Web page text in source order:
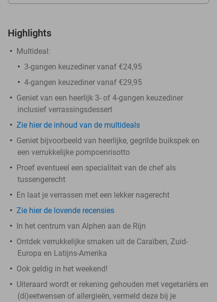
Highlights
Multideal:
3-gangen keuzediner vanaf €24,95
4-gangen keuzediner vanaf €29,95
Geniet van een heerlijk 3- of 4-gangen keuzediner
inclusief verrassingsdessert
Zie hier de inhoud van de multideals
Geniet bijvoorbeeld van heerlijke, gegrilde buikspek en
een verrukkelijke pompoenrisotto
Proef eventueel een specialiteit van de chef als
tussengerecht
En laat je verrassen met een lekker nagerecht
Zie hier de lovende recensies
In het centrum van Alphen aan de Rijn
Ontdek verrukkelijke smaken uit de Caraïben, Zuid-
Europa en Latijns-Amerika
Ook geldig in het weekend!
Uiteraard wordt er rekening gehouden met vegetariërs en
(di)eetwensen of allergieën, vermeld deze bij je